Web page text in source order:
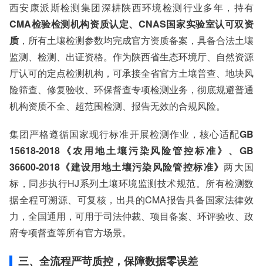
西安康派斯检测集团深耕陕西环境检测行业多年，持有
CMA检验检测机构资质认定、CNAS国家实验室认可双资
质 ，所有土壤检测参数均完成官方资质备案，具备合法土壤
监测、检测、出证资格。作为陕西省生态环境厅、自然资源
厅认可的定点检测机构，可承接全省官方土壤普查、地块风
险筛查、修复验收、环保督查专项检测业务，彻底规避普通
机构资质不全、超范围检测、报告无效的合规风险。
集团严格遵循国家现行标准开展检测作业，核心适配GB
15618-2018《农用地土壤污染风险管控标准》、GB
36600-2018《建设用地土壤污染风险管控标准》两大国
标，同步执行HJ系列土壤环境监测技术规范。所有检测数
据全程可溯源、可复核，出具的CMA报告具备国家法律效
力，全国通用，可用于司法仲裁、项目备案、环评验收、政
府专项督查等所有官方场景。
三、全流程严苛质控，保障数据零误差